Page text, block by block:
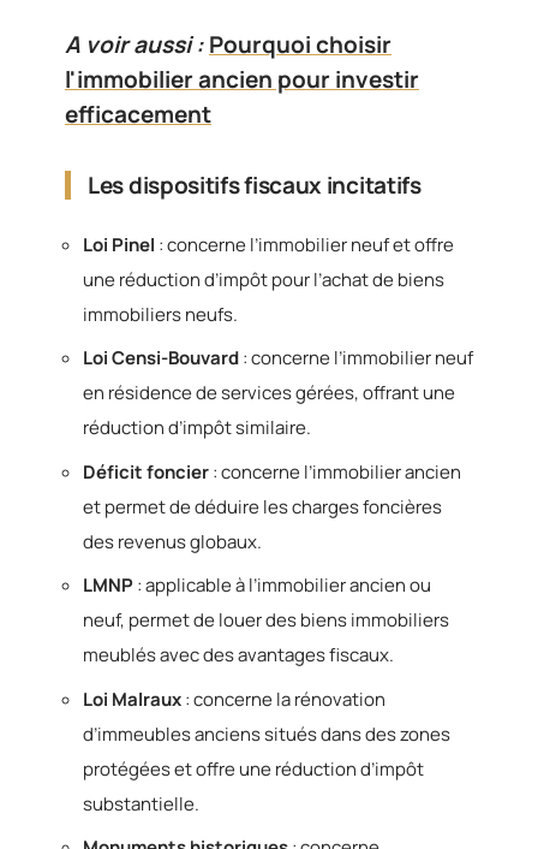
A voir aussi :Pourquoi choisir
l'immobilier ancien pour investir
efficacement
Les dispositifs fiscaux incitatifs
Loi Pinel : concerne l’immobilier neuf et offre
une réduction d’impôt pour l’achat de biens
immobiliers neufs.
Loi Censi-Bouvard: concerne l’immobilier neuf
en résidence de services gérées, offrant une
réduction d’impôt similaire.
Déficit foncier: concerne l’immobilier ancien
et permet de déduire les charges foncières
des revenus globaux.
LMNP : applicable à l’immobilier ancien ou
neuf, permet de louer des biens immobiliers
meublés avec des avantages fiscaux.
Loi Malraux: concerne la rénovation
d’immeubles anciens situés dans des zones
protégées et offre une réduction d’impôt
substantielle.